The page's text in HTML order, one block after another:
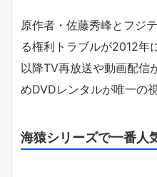
原作者・佐藤秀峰とフジ
る権利トラブルが2012年
以降TV再放送や動画配信
めDVDレンタルが唯一の
海猿シリーズで一番人